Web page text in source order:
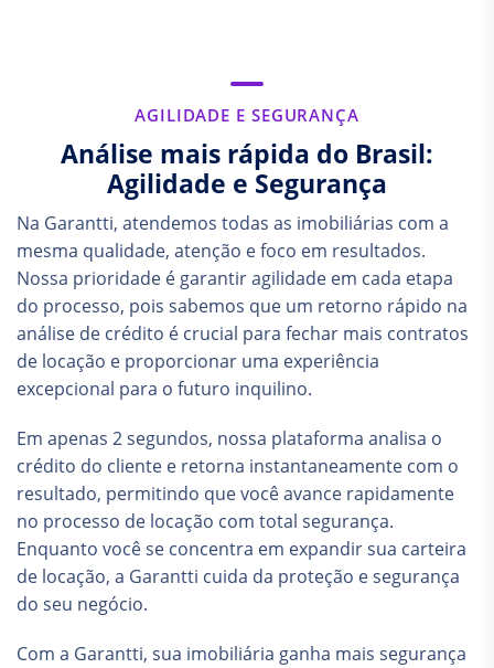
AGILIDADE E SEGURANÇA
Análise mais rápida do Brasil:
Agilidade e Segurança
Na Garantti, atendemos todas as imobiliárias com a
mesma qualidade, atenção e foco em resultados.
Nossa prioridade é garantir agilidade em cada etapa
do processo, pois sabemos que um retorno rápido na
análise de crédito é crucial para fechar mais contratos
de locação e proporcionar uma experiência
excepcional para o futuro inquilino.
Em apenas 2 segundos, nossa plataforma analisa o
crédito do cliente e retorna instantaneamente com o
resultado, permitindo que você avance rapidamente
no processo de locação com total segurança.
Enquanto você se concentra em expandir sua carteira
de locação, a Garantti cuida da proteção e segurança
do seu negócio.
Com a Garantti, sua imobiliária ganha mais segurança